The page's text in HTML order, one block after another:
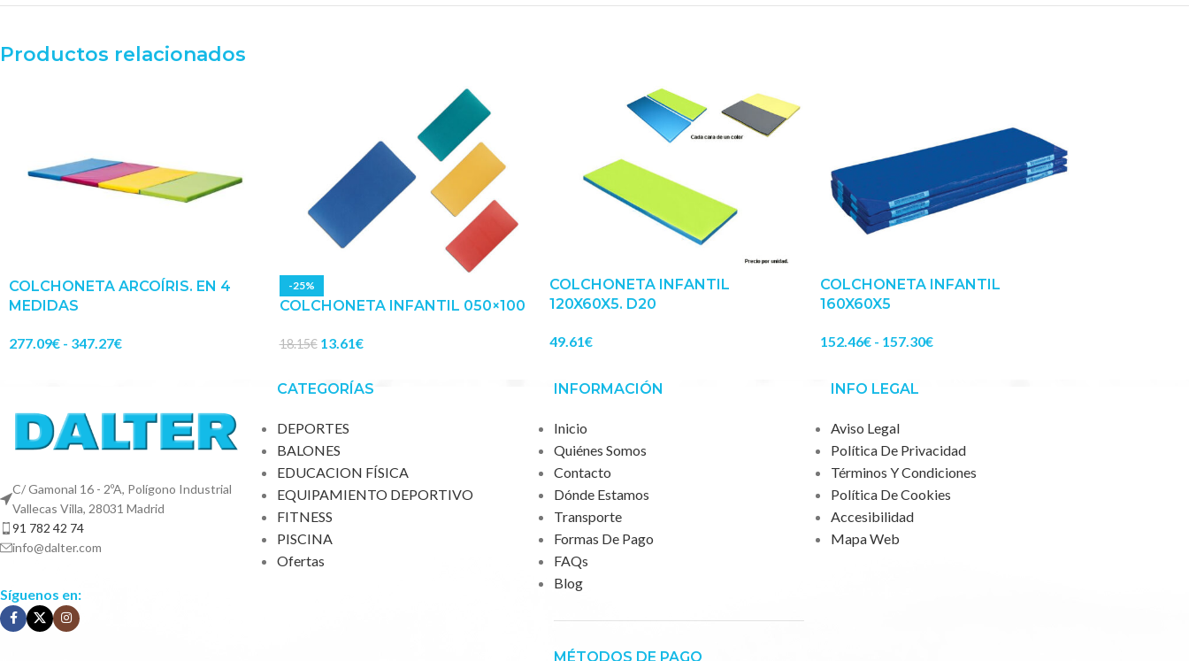
Productos relacionados
COLCHONETA ARCOÍRIS. EN 4
MEDIDAS
277.09€ - 347.27€
-25%
COLCHONETA INFANTIL 050×100
18.15€ 13.61€
COLCHONETA INFANTIL
120X60X5. D20
49.61€
COLCHONETA INFANTIL
160X60X5
152.46€ - 157.30€
C/ Gamonal 16 - 2ºA, Polígono Industrial
Vallecas Villa, 28031 Madrid
91 782 42 74
info@dalter.com
Síguenos en:
CATEGORÍAS
DEPORTES
BALONES
EDUCACION FÍSICA
EQUIPAMIENTO DEPORTIVO
FITNESS
PISCINA
Ofertas
INFORMACIÓN
Inicio
Quiénes Somos
Contacto
Dónde Estamos
Transporte
Formas De Pago
FAQs
Blog
MÉTODOS DE PAGO
INFO LEGAL
Aviso Legal
Política De Privacidad
Términos Y Condiciones
Política De Cookies
Accesibilidad
Mapa Web